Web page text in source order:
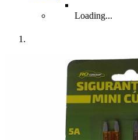
Loading...